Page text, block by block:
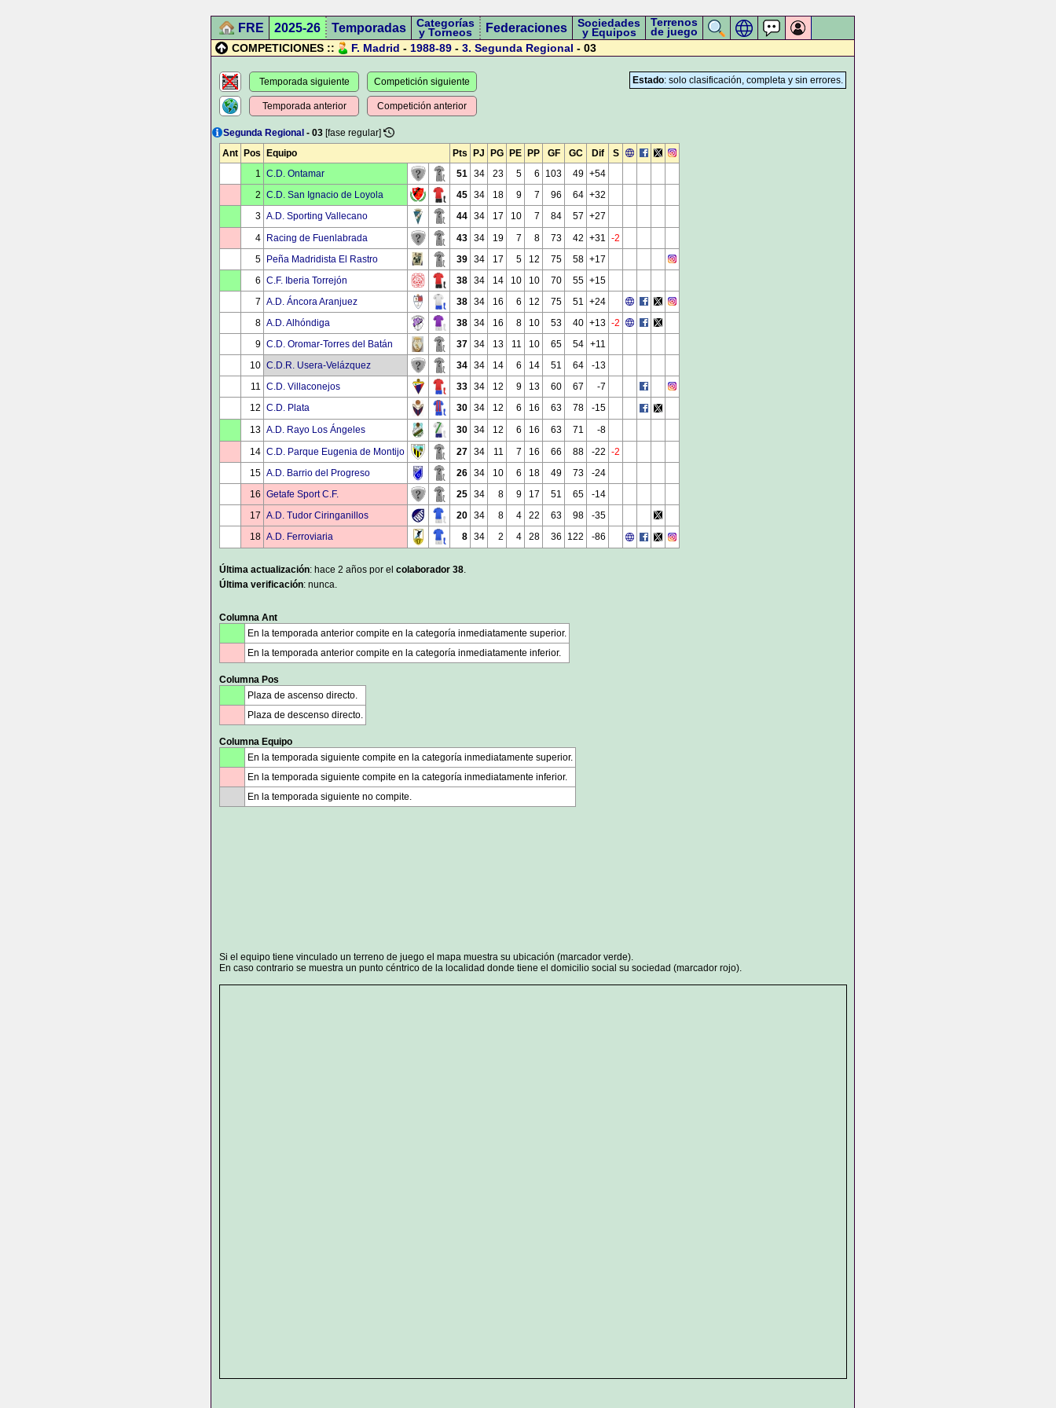
FRE 2025-26 Temporadas Categorías
y Torneos Federaciones Sociedades
y Equipos
Terrenos
de juego
COMPETICIONES ::
F. Madrid - 1988-89 - 3. Segunda Regional - 03
Estado: solo clasificación, completa y sin errores.
Temporada siguiente
Temporada anterior
Competición siguiente
Competición anterior
Segunda Regional - 03 [fase regular]
Ant
Pos Equipo Pts PJ PG PE PP GF GC Dif
S
1 C.D. Ontamar 51 34 23 5 6 103 49 +54
2 C.D. San Ignacio de Loyola 45 34 18 9 7 96 64 +32
3 A.D. Sporting Vallecano 44 34 17 10 7 84 57 +27
4
Racing de Fuenlabrada 43 34 19 7 8 73 42 +31 -2
5
Peña Madridista El Rastro 39 34 17 5 12 75 58 +17
6 C.F. Iberia Torrejón 38 34 14 10 10 70 55 +15
7 A.D. Áncora Aranjuez 38 34 16 6 12 75 51 +24
8 A.D. Alhóndiga 38 34 16 8 10 53 40 +13 -2
9 C.D. Oromar-Torres del Batán 37 34 13 11 10 65 54 +11
10 C.D.R. Usera-Velázquez 34 34 14 6 14 51 64
-13
11 C.D. Villaconejos 33 34 12 9 13 60 67
-7
12 C.D. Plata 30 34 12 6 16 63 78
-15
13 A.D. Rayo Los Ángeles 30 34 12 6 16 63 71
-8
14 C.D. Parque Eugenia de Montijo 27 34 11 7 16 66 88 -22 -2
15 A.D. Barrio del Progreso 26 34 10 6 18 49 73
-24
16 Getafe Sport C.F. 25 34 8 9 17 51 65
-14
17 A.D. Tudor Ciringanillos 20 34 8 4 22 63 98
-35
18 A.D. Ferroviaria 8 34 2 4 28 36 122 -86
Última actualización: hace 2 años por el colaborador 38.
Última verificación: nunca.
Columna Ant
En la temporada anterior compite en la categoría inmediatamente superior.
En la temporada anterior compite en la categoría inmediatamente inferior.
Columna Pos
Plaza de ascenso directo.
Plaza de descenso directo.
Columna Equipo
En la temporada siguiente compite en la categoría inmediatamente superior.
En la temporada siguiente compite en la categoría inmediatamente inferior.
En la temporada siguiente no compite.
Si el equipo tiene vinculado un terreno de juego el mapa muestra su ubicación (marcador verde).
En caso contrario se muestra un punto céntrico de la localidad donde tiene el domicilio social su sociedad (marcador rojo).